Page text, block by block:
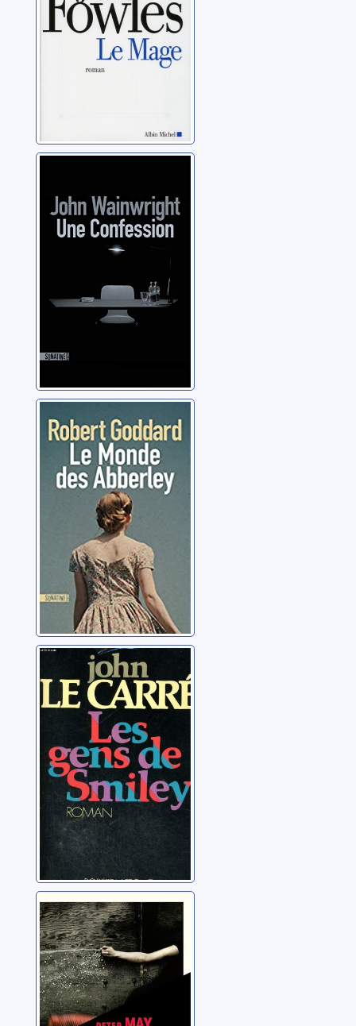
Wainwright, John
Le monde des
Abberley
Goddard, Robert
La trilogie de
Karla: 03: Les
gens de Smiley
Le Carré, John
La petite fille qui
en savait trop
May, Peter